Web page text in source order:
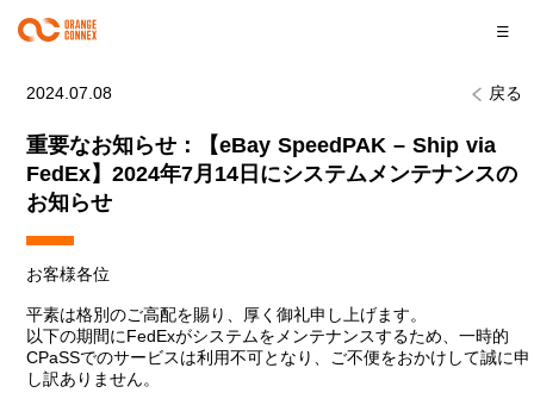
戻る
2024.07.08
重要なお知らせ：【eBay SpeedPAK – Ship via
FedEx】2024年7月14日にシステムメンテナンスの
お知らせ
お客様各位
平素は格別のご高配を賜り、厚く御礼申し上げます。
以下の期間にFedExがシステムをメンテナンスするため、一時的
CPaSSでのサービスは利用不可となり、ご不便をおかけして誠に申
し訳ありません。